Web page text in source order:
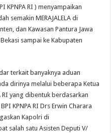
KPNPA RI ) menyampaikan
semakin MERAJALELA di
dan Kawasan Pantura Jawa
sampai ke Kabupaten
terkait banyaknya aduan
dirinya melalui beberapa Ketua
RI yang dibentuk berdasarkan
KPNPA RI Drs Erwin Charara
Kapolri di
salah satu Asisten Deputi V/